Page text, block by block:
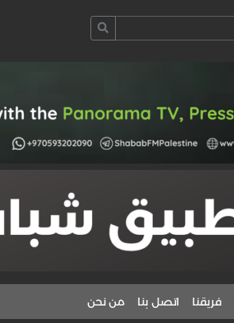
فريقنا اتصل بنا من نحن